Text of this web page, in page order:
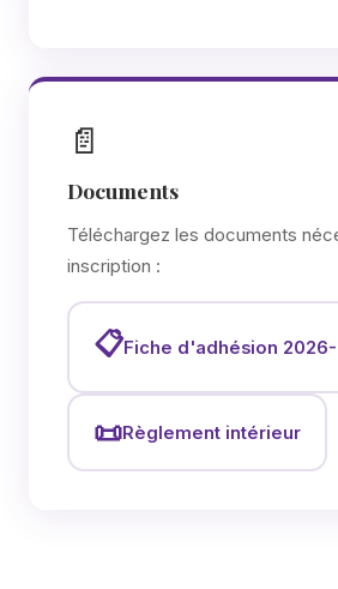
📄
Documents
Téléchargez les documents
inscription :
📋Fiche d'adhésion
📜Règlement intérieur